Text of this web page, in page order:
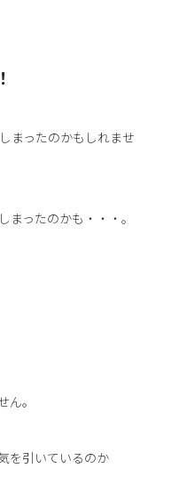
まったのかもしれませ
ったのかも・・・。
。
を引いているのか